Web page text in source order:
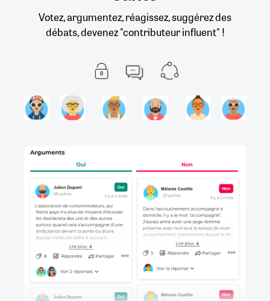
Votez, argumentez, réagissez, suggérez des
débats, devenez "contributeur influent" !